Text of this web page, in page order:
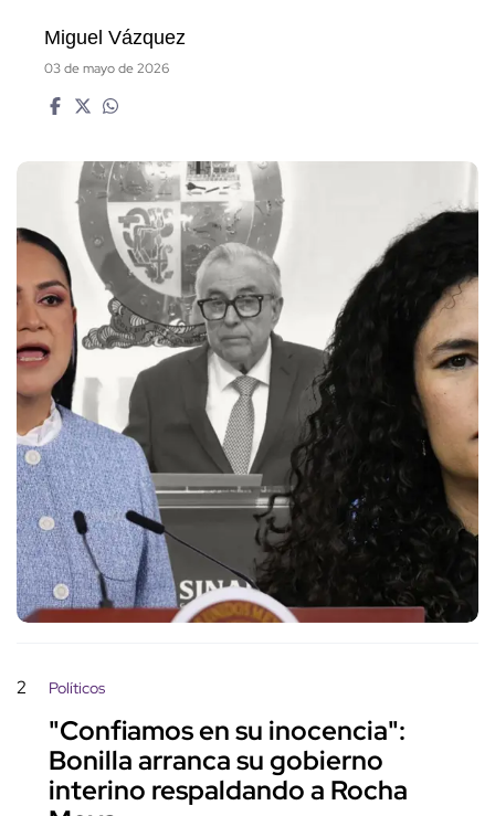
Miguel Vázquez
03 de mayo de 2026
2 Políticos
"Confiamos en su inocencia":
Bonilla arranca su gobierno
interino respaldando a Rocha